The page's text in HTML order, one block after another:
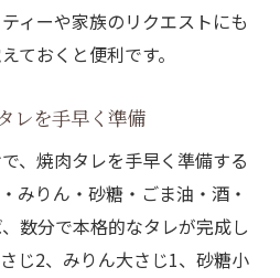
ィーや家族のリクエストにも
ておくと便利です。
レを手早く準備
、焼肉タレを手早く準備する
みりん・砂糖・ごま油・酒・
数分で本格的なタレが完成し
じ2、みりん大さじ1、砂糖小